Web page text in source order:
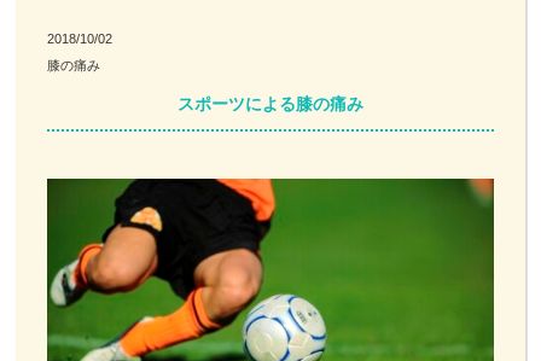
鍼・灸・小児鍼
冷え性改善
特殊電気施術
訪問鍼灸
ニュース＆ブログ
2018/10/02
膝の痛み
スポーツによる膝の痛み